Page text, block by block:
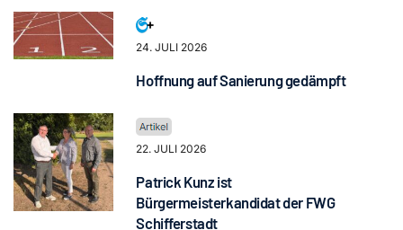
24. JULI 2026
Hoffnung auf Sanierung gedämpft
22. JULI 2026
Patrick Kunz ist
Bürgermeisterkandidat der FWG
Schifferstadt